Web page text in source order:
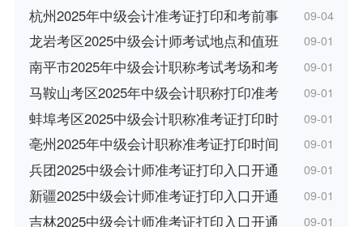
杭州2025年中级会计准考证打印和考前事 09-04
龙岩考区2025中级会计师考试地点和值班 09-01
南平市2025年中级会计职称考试考场和考 09-01
马鞍山考区2025年中级会计职称打印准考 09-01
蚌埠考区2025中级会计职称准考证打印时 09-01
亳州2025年中级会计职称准考证打印时间 09-01
兵团2025中级会计师准考证打印入口开通 09-01
新疆2025中级会计师准考证打印入口开通 09-01
吉林2025中级会计师准考证打印入口开通 09-01